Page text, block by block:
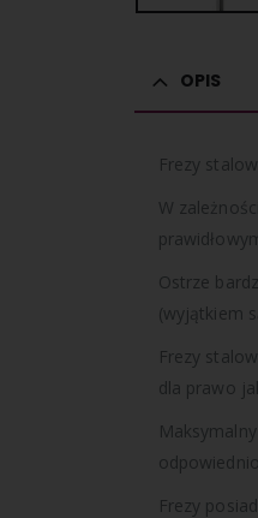
OPIS
Frezy
W
Ostrze
(wyjątkiem
Frezy
dla prawo
Frezy